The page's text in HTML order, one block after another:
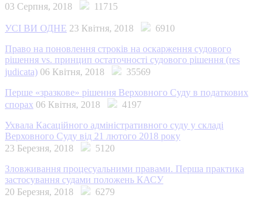
03 Серпня, 2018
11715
УСІ ВИ ОДНЕ 23 Квітня, 2018
6910
Право на поновлення строків на оскарження судового
рішення vs. принцип остаточності судового рішення (res
judicata) 06 Квітня, 2018
35569
Перше «зразкове» рішення Верховного Суду в податкових
спорах 06 Квітня, 2018
4197
Ухвала Касаційного адміністративного суду у складі
Верховного Суду від 21 лютого 2018 року
23 Березня, 2018
5120
Зловживання процесуальними правами. Перша практика
застосування судами положень КАСУ
20 Березня, 2018
6279